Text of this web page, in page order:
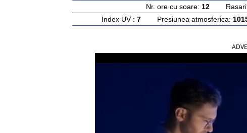
Nr. ore cu soare: 12 Rasarit
Index UV : 7 Presiunea atmosferica: